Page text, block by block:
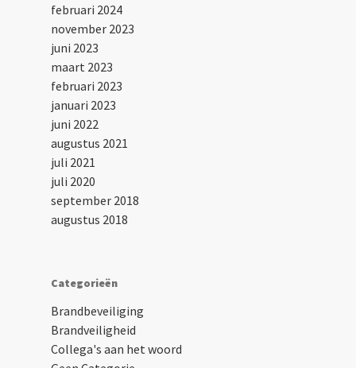
februari 2024
november 2023
juni 2023
maart 2023
februari 2023
januari 2023
juni 2022
augustus 2021
juli 2021
juli 2020
september 2018
augustus 2018
Categorieën
Brandbeveiliging
Brandveiligheid
Collega's aan het woord